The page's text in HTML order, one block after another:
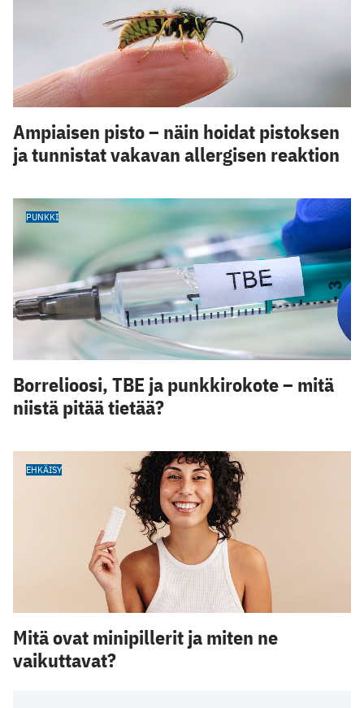
Ampiaisen pisto – näin hoidat pistoksen
ja tunnistat vakavan allergisen reaktion
PUNKKI
Borrelioosi, TBE ja punkkirokote – mitä
niistä pitää tietää?
EHKÄISY
Mitä ovat minipillerit ja miten ne
vaikuttavat?